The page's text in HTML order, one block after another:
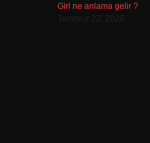
Girl ne anlama gelir ?
Temmuz 22, 2026